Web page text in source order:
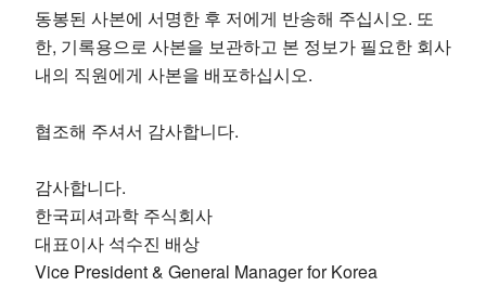
동봉된 사본에 서명한 후 저에게 반송해 주십시오. 또
한, 기록용으로 사본을 보관하고 본 정보가 필요한 회사
내의 직원에게 사본을 배포하십시오.
협조해 주셔서 감사합니다.
감사합니다.
한국피셔과학 주식회사
대표이사 석수진 배상
Vice President & General Manager for Korea